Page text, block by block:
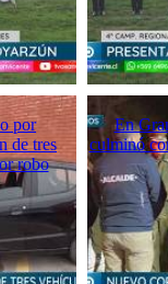
por
de tres
robo
En
culminó